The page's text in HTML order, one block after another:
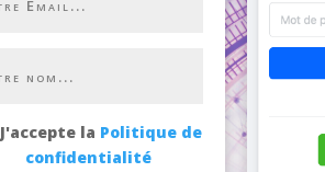
J'accepte la Politique de
confidentialité